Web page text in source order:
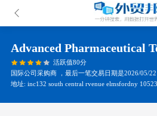
Advanced Pharmaceutical
活跃值80分
国际公司采购商 ，最后一笔交易日期是2026/05/22
地址: inc132 south central rvenue elmsfordny